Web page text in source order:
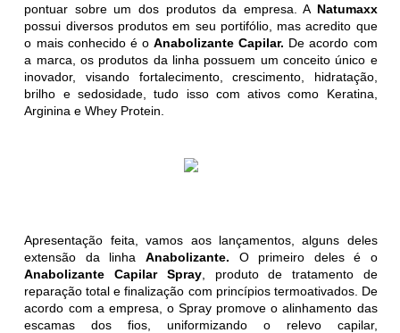
pontuar sobre um dos produtos da empresa. A Natumaxx
possui diversos produtos em seu portifólio, mas acredito que
o mais conhecido é oAnabolizante Capilar. De acordo com
a marca, os produtos da linha possuem um conceito único e
inovador, visando fortalecimento, crescimento, hidratação,
brilho e sedosidade, tudo isso com ativos como Keratina,
Arginina e Whey Protein.
Apresentação feita, vamos aos lançamentos, alguns deles
extensão da linha Anabolizante. O primeiro deles é o
Anabolizante Capilar Spray, produto de tratamento de
reparação total e finalização com princípios termoativados. De
acordo com a empresa, o Spray promove o alinhamento das
escamas dos fios, uniformizando o relevo capilar,